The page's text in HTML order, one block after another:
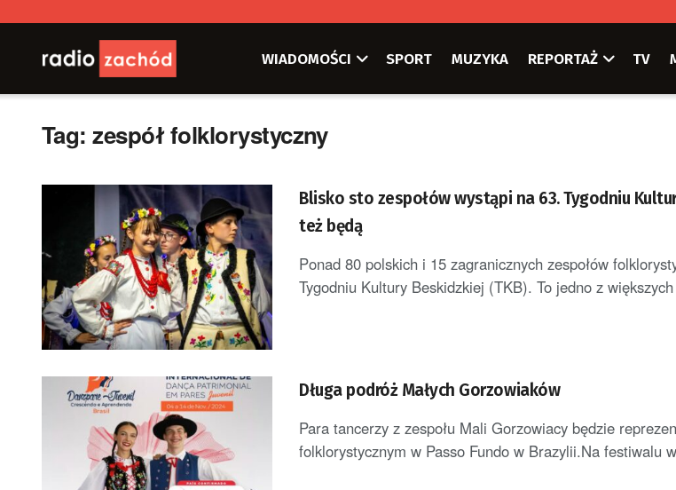
WIADOMOŚCI SPORT MUZYKA REPORTAŻ TV
Tag:zespół folklorystyczny
Blisko sto zespołów wystąpi na 63. Tygodniu
też będą
Ponad 80 polskich i 15 zagranicznych zespołów
Tygodniu Kultury Beskidzkiej (TKB). To jedno z
Długa podróż Małych Gorzowiaków
Para tancerzy z zespołu Mali Gorzowiacy będzie
folklorystycznym w Passo Fundo w Brazylii.Na festiwalu